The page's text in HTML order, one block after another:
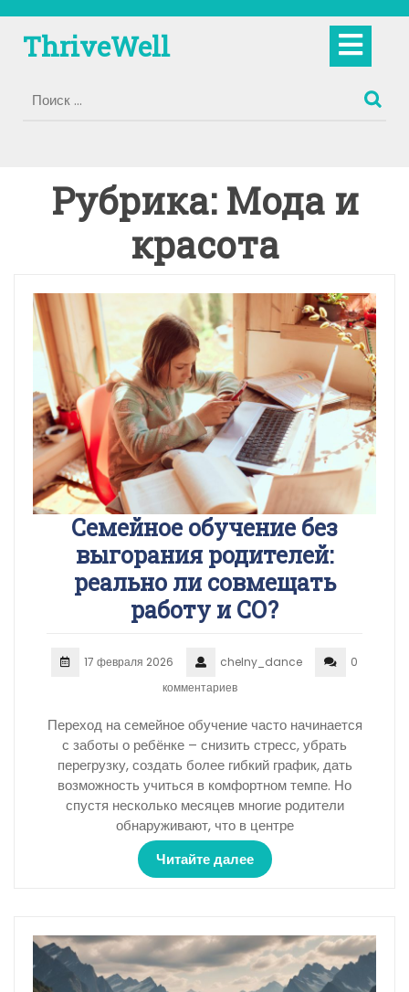
содержимому
ThriveWell
Рубрика: Мода и
красота
Семейное обучение без
выгорания родителей:
реально ли совмещать
работу и СО?
17 февраля 2026 chelny_dance
0
комментариев
Переход на семейное обучение часто начинается
с заботы о ребёнке – снизить стресс, убрать
перегрузку, создать более гибкий график, дать
возможность учиться в комфортном темпе. Но
спустя несколько месяцев многие родители
обнаруживают, что в центре
Читайте далее